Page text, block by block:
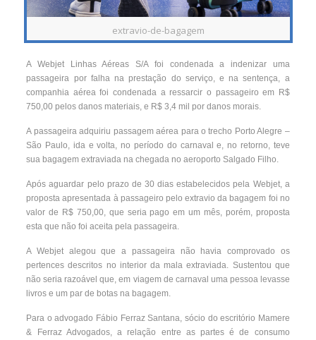
extravio-de-bagagem
A Webjet Linhas Aéreas S/A foi condenada a indenizar uma
passageira por falha na prestação do serviço, e na sentença, a
companhia aérea foi condenada a ressarcir o passageiro em R$
750,00 pelos danos materiais, e R$ 3,4 mil por danos morais.
A passageira adquiriu passagem aérea para o trecho Porto Alegre –
São Paulo, ida e volta, no período do carnaval e, no retorno, teve
sua bagagem extraviada na chegada no aeroporto Salgado Filho.
Após aguardar pelo prazo de 30 dias estabelecidos pela Webjet, a
proposta apresentada à passageiro pelo extravio da bagagem foi no
valor de R$ 750,00, que seria pago em um mês, porém, proposta
esta que não foi aceita pela passageira.
A Webjet alegou que a passageira não havia comprovado os
pertences descritos no interior da mala extraviada. Sustentou que
não seria razoável que, em viagem de carnaval uma pessoa levasse
livros e um par de botas na bagagem.
Para o advogado Fábio Ferraz Santana, sócio do escritório Mamere
& Ferraz Advogados, a relação entre as partes é de consumo